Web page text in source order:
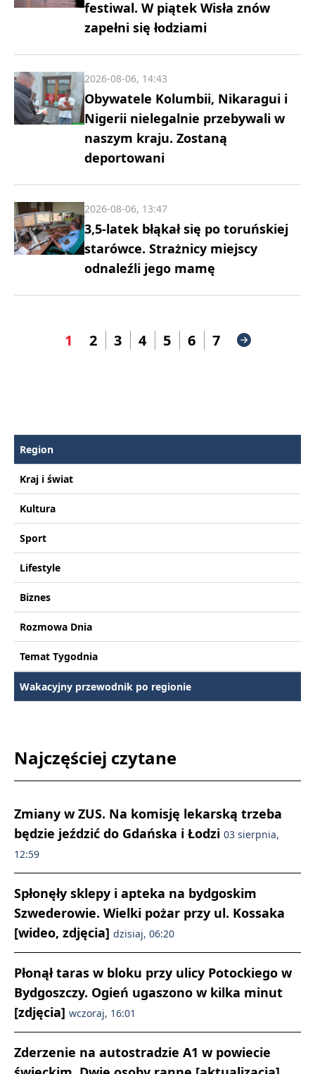
festiwal. W piątek Wisła znów
zapełni się łodziami
Obywatele Kolumbii, Nikaragui i
Nigerii nielegalnie przebywali w
naszym kraju. Zostaną
deportowani
2026-08-06, 14:43
3,5-latek błąkał się po toruńskiej
starówce. Strażnicy miejscy
odnaleźli jego mamę
2026-08-06, 13:47
1 2 3 4 5 6 7
Region
Kraj i świat
Kultura
Sport
Lifestyle
Biznes
Rozmowa Dnia
Temat Tygodnia
Wakacyjny przewodnik po regionie
Najczęściej czytane
Zmiany w ZUS. Na komisję lekarską trzeba
będzie jeździć do Gdańska i Łodzi 03 sierpnia,
12:59
Spłonęły sklepy i apteka na bydgoskim
Szwederowie. Wielki pożar przy ul. Kossaka
[wideo, zdjęcia] dzisiaj, 06:20
Płonął taras w bloku przy ulicy Potockiego w
Bydgoszczy. Ogień ugaszono w kilka minut
[zdjęcia] wczoraj, 16:01
Zderzenie na autostradzie A1 w powiecie